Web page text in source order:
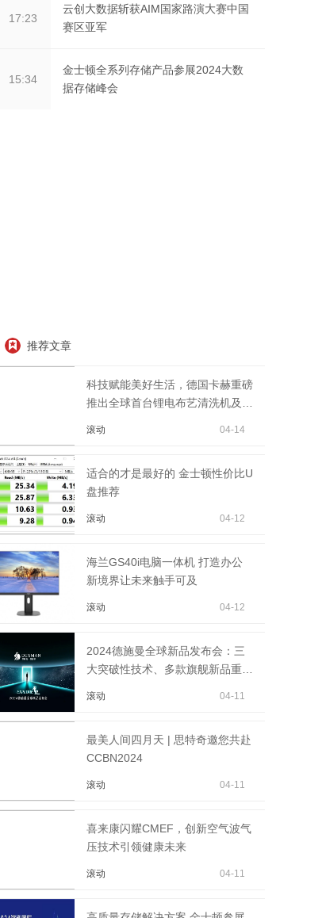
17:23
云创大数据斩获AIM国家路演大赛中国
赛区亚军
15:34
金士顿全系列存储产品参展2024大数
据存储峰会
推荐文章
科技赋能美好生活，德国卡赫重磅
推出全球首台锂电布艺清洗机及全
滚动 04-14
适合的才是最好的 金士顿性价比U
盘推荐
滚动 04-12
海兰GS40i电脑一体机 打造办公
新境界让未来触手可及
滚动 04-12
2024德施曼全球新品发布会：三
大突破性技术、多款旗舰新品重磅
滚动 04-11
最美人间四月天 | 思特奇邀您共赴
CCBN2024
滚动 04-11
喜来康闪耀CMEF，创新空气波气
压技术引领健康未来
滚动 04-11